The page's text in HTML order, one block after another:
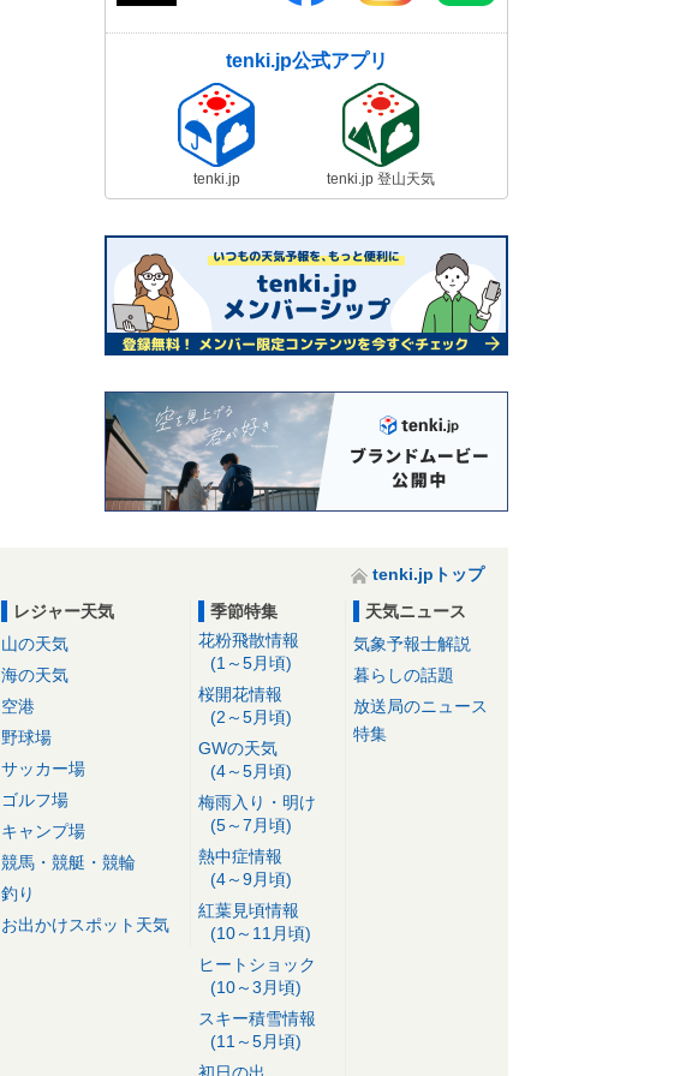
tenki.jp公式アプリ
tenki.jp tenki.jp 登山天気
tenki.jpトップ
レジャー天気
山の天気
海の天気
空港
野球場
サッカー場
ゴルフ場
キャンプ場
競馬・競艇・競輪
釣り
お出かけスポット天気
季節特集
花粉飛散情報
(1～5月頃)
桜開花情報
(2～5月頃)
GWの天気
(4～5月頃)
梅雨入り・明け
(5～7月頃)
熱中症情報
(4～9月頃)
紅葉見頃情報
(10～11月頃)
ヒートショック
(10～3月頃)
スキー積雪情報
(11～5月頃)
初日の出
天気ニュース
気象予報士解説
暮らしの話題
放送局のニュース
特集